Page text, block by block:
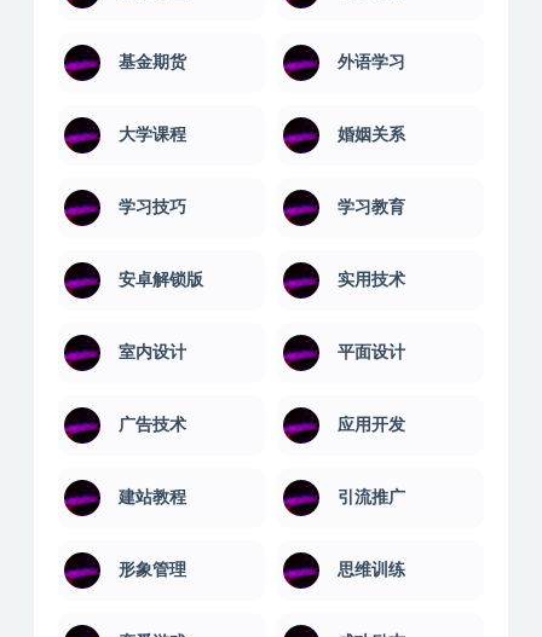
基金期货 外语学习
大学课程 婚姻关系
学习技巧 学习教育
安卓解锁版 实用技术
室内设计 平面设计
广告技术 应用开发
建站教程 引流推广
形象管理 思维训练